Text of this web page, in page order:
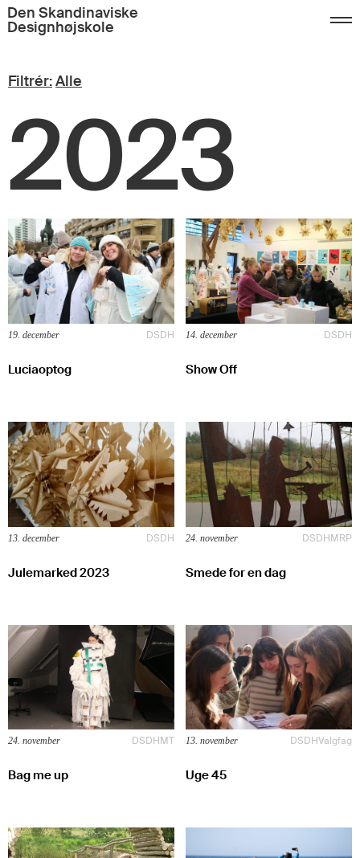
Den Skandinaviske
Designhøjskole
Filtrér:Alle
2023
19. december DSDH
Luciaoptog
14. december DSDH
Show Off
13. december DSDH
Julemarked 2023
24. november DSDHMRP
Smede for en dag
24. november DSDHMT
Bag me up
13. november DSDHValgfag
Uge 45